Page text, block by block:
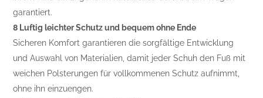
garantiert.
8 Luftig leichter Schutz und bequem ohne Ende
Sicheren Komfort garantieren die sorgfältige Entwicklung
und Auswahl von Materialien, damit jeder Schuh den Fuß mit
weichen Polsterungen für vollkommenen Schutz aufnimmt,
ohne ihn einzuengen.